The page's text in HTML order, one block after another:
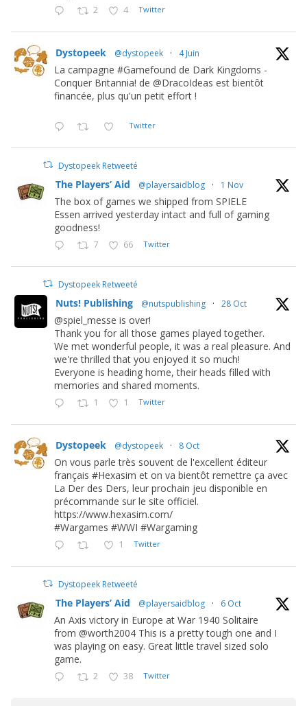
2 4 Twitter
Dystopeek @dystopeek · 4 Juin
La campagne #Gamefound de Dark Kingdoms -
Conquer Britannia! de @DracoIdeas est bientôt
financée, plus qu'un petit effort !
Twitter
Dystopeek Retweeté
The Players’ Aid @playersaidblog · 1 Nov
The box of games we shipped from SPIELE
Essen arrived yesterday intact and full of gaming
goodness!
7 66 Twitter
Dystopeek Retweeté
Nuts! Publishing @nutspublishing · 28 Oct
@spiel_messe is over!
Thank you for all those games played together.
We met wonderful people, it was a real pleasure. And
we're thrilled that you enjoyed it so much!
Everyone is heading home, their heads filled with
memories and shared moments.
1 1 Twitter
Dystopeek @dystopeek · 8 Oct
On vous parle très souvent de l'excellent éditeur
français #Hexasim et on va bientôt remettre ça avec
La Der des Ders, leur prochain jeu disponible en
précommande sur le site officiel.
https://www.hexasim.com/
#Wargames #WWI #Wargaming
1 Twitter
Dystopeek Retweeté
The Players’ Aid @playersaidblog · 6 Oct
An Axis victory in Europe at War 1940 Solitaire
from @worth2004 This is a pretty tough one and I
was playing on easy. Great little travel sized solo
game.
2 38 Twitter